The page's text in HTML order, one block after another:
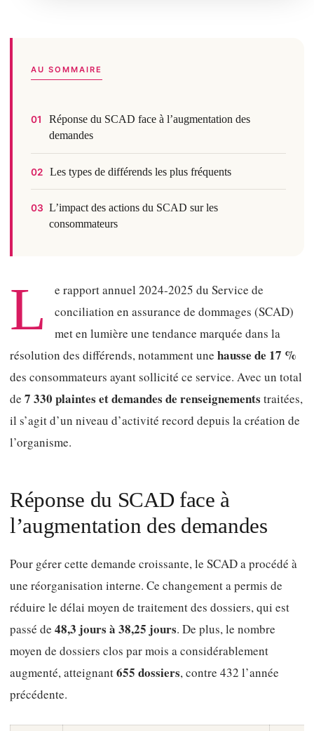
AU SOMMAIRE
01
Réponse du SCAD face à l’augmentation des
demandes
02 Les types de différends les plus fréquents
03 L’impact des actions du SCAD sur les
consommateurs
L
e rapport annuel 2024-2025 du Service de
conciliation en assurance de dommages (SCAD)
met en lumière une tendance marquée dans la
résolution des différends, notamment une hausse de 17 %
des consommateurs ayant sollicité ce service. Avec un total
de 7 330 plaintes et demandes de renseignements traitées,
il s’agit d’un niveau d’activité record depuis la création de
l’organisme.
Réponse du SCAD face à
l’augmentation des demandes
Pour gérer cette demande croissante, le SCAD a procédé à
une réorganisation interne. Ce changement a permis de
réduire le délai moyen de traitement des dossiers, qui est
passé de 48,3 jours à 38,25 jours. De plus, le nombre
moyen de dossiers clos par mois a considérablement
augmenté, atteignant655 dossiers, contre 432 l’année
précédente.